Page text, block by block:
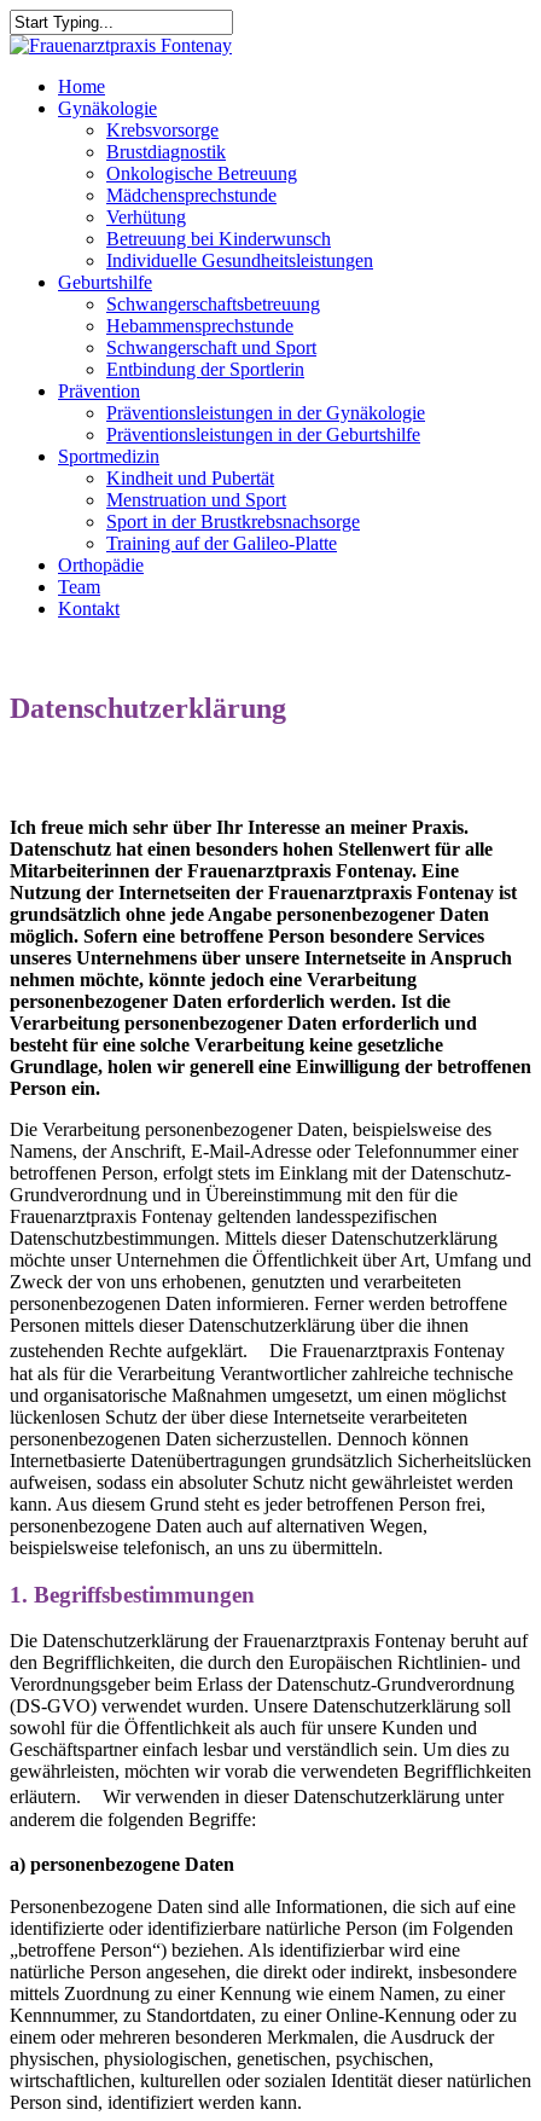
Skip
to
content
Close
Menu
Home
Gynäkologie
Krebsvorsorge
Brustdiagnostik
Onkologische Betreuung
Mädchensprechstunde
Verhütung
Betreuung bei Kinderwunsch
Individuelle Gesundheitsleistungen
Geburtshilfe
Schwangerschaftsbetreuung
Hebammensprechstunde
Schwangerschaft und Sport
Entbindung der Sportlerin
Prävention
Präventionsleistungen in der Gynäkologie
Präventionsleistungen in der Geburtshilfe
Sportmedizin
Kindheit und Pubertät
Menstruation und Sport
Sport in der Brustkrebsnachsorge
Training auf der Galileo-Platte
Orthopädie
Team
Kontakt
Datenschutzerklärung
Ich freue mich sehr über Ihr Interesse an meiner Praxis.
Datenschutz hat einen besonders hohen Stellenwert für alle
Mitarbeiterinnen der Frauenarztpraxis Fontenay. Eine
Nutzung der Internetseiten der Frauenarztpraxis Fontenay ist
grundsätzlich ohne jede Angabe personenbezogener Daten
möglich. Sofern eine betroffene Person besondere Services
unseres Unternehmens über unsere Internetseite in Anspruch
nehmen möchte, könnte jedoch eine Verarbeitung
personenbezogener Daten erforderlich werden. Ist die
Verarbeitung personenbezogener Daten erforderlich und
besteht für eine solche Verarbeitung keine gesetzliche
Grundlage, holen wir generell eine Einwilligung der betroffenen
Person ein.
Die Verarbeitung personenbezogener Daten, beispielsweise des
Namens, der Anschrift, E-Mail-Adresse oder Telefonnummer einer
betroffenen Person, erfolgt stets im Einklang mit der Datenschutz-
Grundverordnung und in Übereinstimmung mit den für die
Frauenarztpraxis Fontenay geltenden landesspezifischen
Datenschutzbestimmungen. Mittels dieser Datenschutzerklärung
möchte unser Unternehmen die Öffentlichkeit über Art, Umfang und
Zweck der von uns erhobenen, genutzten und verarbeiteten
personenbezogenen Daten informieren. Ferner werden betroffene
Personen mittels dieser Datenschutzerklärung über die ihnen
zustehenden Rechte aufgeklärt. Die Frauenarztpraxis Fontenay
hat als für die Verarbeitung Verantwortlicher zahlreiche technische
und organisatorische Maßnahmen umgesetzt, um einen möglichst
lückenlosen Schutz der über diese Internetseite verarbeiteten
personenbezogenen Daten sicherzustellen. Dennoch können
Internetbasierte Datenübertragungen grundsätzlich Sicherheitslücken
aufweisen, sodass ein absoluter Schutz nicht gewährleistet werden
kann. Aus diesem Grund steht es jeder betroffenen Person frei,
personenbezogene Daten auch auf alternativen Wegen,
beispielsweise telefonisch, an uns zu übermitteln.
1. Begriffsbestimmungen
Die Datenschutzerklärung der Frauenarztpraxis Fontenay beruht auf
den Begrifflichkeiten, die durch den Europäischen Richtlinien- und
Verordnungsgeber beim Erlass der Datenschutz-Grundverordnung
(DS-GVO) verwendet wurden. Unsere Datenschutzerklärung soll
sowohl für die Öffentlichkeit als auch für unsere Kunden und
Geschäftspartner einfach lesbar und verständlich sein. Um dies zu
gewährleisten, möchten wir vorab die verwendeten Begrifflichkeiten
erläutern. Wir verwenden in dieser Datenschutzerklärung unter
anderem die folgenden Begriffe:
a) personenbezogene Daten
Personenbezogene Daten sind alle Informationen, die sich auf eine
identifizierte oder identifizierbare natürliche Person (im Folgenden
„betroffene Person“) beziehen. Als identifizierbar wird eine
natürliche Person angesehen, die direkt oder indirekt, insbesondere
mittels Zuordnung zu einer Kennung wie einem Namen, zu einer
Kennnummer, zu Standortdaten, zu einer Online-Kennung oder zu
einem oder mehreren besonderen Merkmalen, die Ausdruck der
physischen, physiologischen, genetischen, psychischen,
wirtschaftlichen, kulturellen oder sozialen Identität dieser natürlichen
Person sind, identifiziert werden kann.